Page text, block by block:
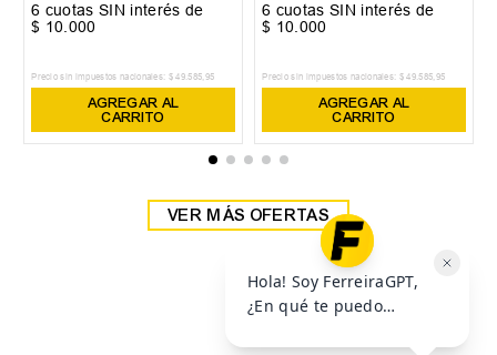
6 cuotas SIN interés de
$ 10 000
Precio sin impuestos nacionales: $ 49.585,95
AGREGAR AL
CARRITO
6 cuotas SIN interés de
$ 10 000
Precio sin impuestos nacionales: $ 49.585,95
AGREGAR AL
CARRITO
VER MÁS OFERTAS